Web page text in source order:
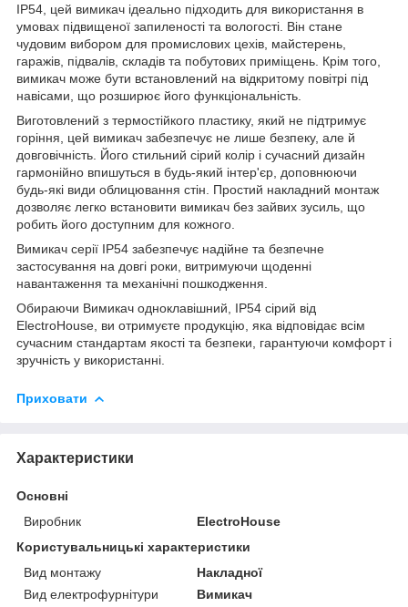
IP54, цей вимикач ідеально підходить для використання в
умовах підвищеної запиленості та вологості. Він стане
чудовим вибором для промислових цехів, майстерень,
гаражів, підвалів, складів та побутових приміщень. Крім того,
вимикач може бути встановлений на відкритому повітрі під
навісами, що розширює його функціональність.
Виготовлений з термостійкого пластику, який не підтримує
горіння, цей вимикач забезпечує не лише безпеку, але й
довговічність. Його стильний сірий колір і сучасний дизайн
гармонійно впишуться в будь-який інтер'єр, доповнюючи
будь-які види облицювання стін. Простий накладний монтаж
дозволяє легко встановити вимикач без зайвих зусиль, що
робить його доступним для кожного.
Вимикач серії IP54 забезпечує надійне та безпечне
застосування на довгі роки, витримуючи щоденні
навантаження та механічні пошкодження.
Обираючи Вимикач одноклавішний, IP54 сірий від
ElectroHouse, ви отримуєте продукцію, яка відповідає всім
сучасним стандартам якості та безпеки, гарантуючи комфорт і
зручність у використанні.
Приховати
Характеристики
Основні
Виробник
ElectroHouse
Користувальницькі характеристики
Вид монтажу
Накладної
Вид електрофурнітури
Вимикач